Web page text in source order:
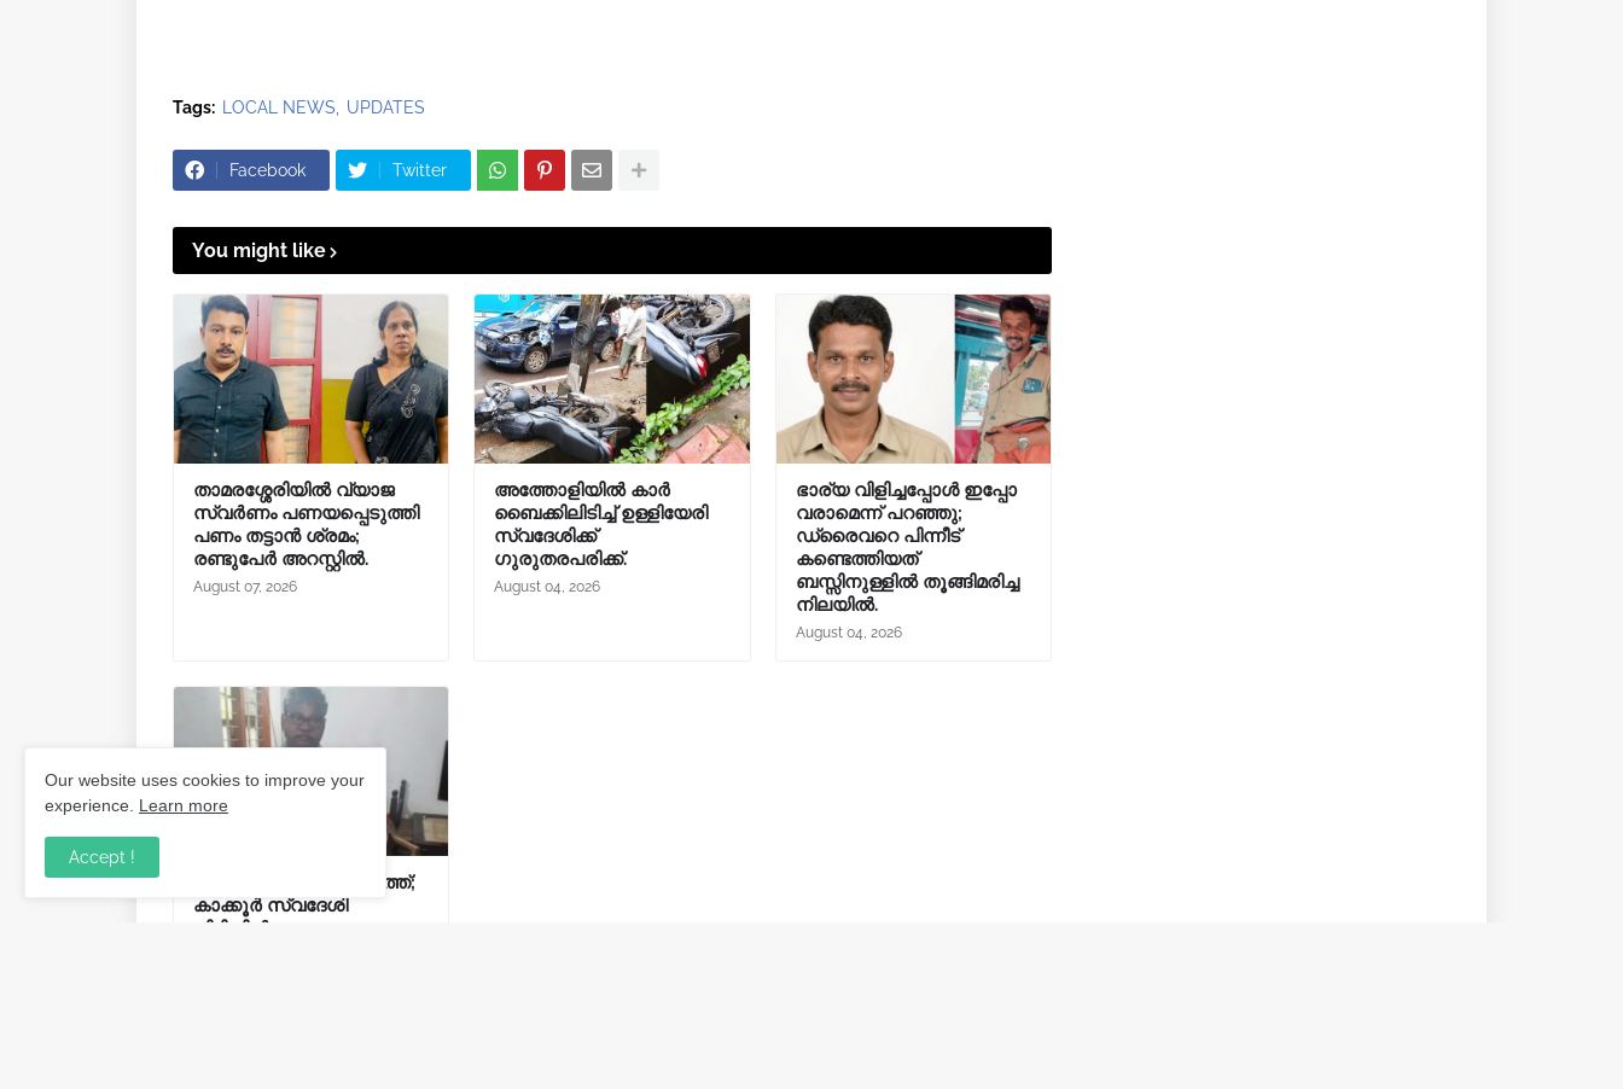
Tags: LOCAL NEWS UPDATES
Facebook Twitter
You might like
താമരശ്ശേരിയിൽ വ്യാജ
സ്വർണം പണയപ്പെടുത്തി
പണം തട്ടാൻ ശ്രമം;
രണ്ടുപേർ അറസ്റ്റിൽ.
August 07, 2026
അത്തോളിയിൽ കാർ
ബൈക്കിലിടിച്ച് ഉള്ളിയേരി
സ്വദേശിക്ക്
ഗുരുതരപരിക്ക്.
August 04, 2026
ഭാര്യ വിളിച്ചപ്പോള്‍ ഇപ്പോ
വരാമെന്ന് പറഞ്ഞു;
ഡ്രൈവറെ പിന്നീട്
കണ്ടെത്തിയത്
ബസ്സിനുള്ളില്‍ തൂങ്ങിമരിച്ച
നിലയിൽ.
August 04, 2026
സ്കൂട്ടറിൽ ചാരായം കടത്ത്;
കാക്കൂർ സ്വദേശി
പിടിയിൽ.
Our website uses cookies to improve your
experience. Learn more
Accept !